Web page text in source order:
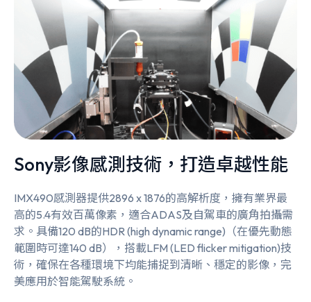
Sony影像感測技術，打造卓越性能
IMX490感測器提供2896 x 1876的高解析度，擁有業界最
高的5.4有效百萬像素，適合ADAS及自駕車的廣角拍攝需
求。具備120 dB的HDR (high dynamic range)（在優先動態
範圍時可達140 dB），搭載LFM (LED flicker mitigation)技
術，確保在各種環境下均能捕捉到清晰、穩定的影像，完
美應用於智能駕駛系統。